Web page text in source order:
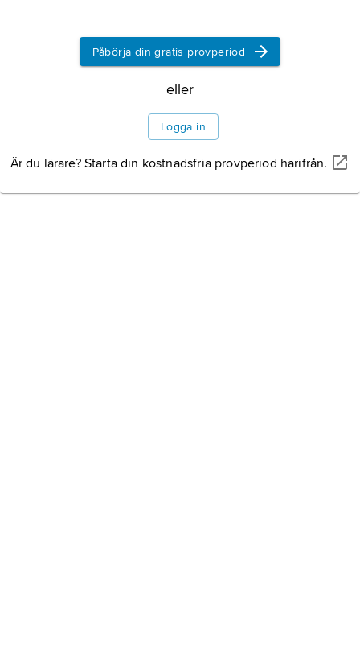
Information om artikeln
Påbörja din gratis provperiod
eller
Logga in
Är du lärare? Starta din kostnadsfria provperiod härifrån.